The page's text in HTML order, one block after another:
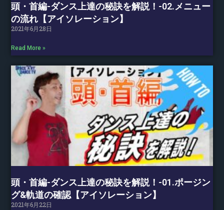
頭・首編-ダンス上達の秘訣を解説！-02.メニュー
の流れ【アイソレーション】
2021年6月28日
Read More »
頭・首編-ダンス上達の秘訣を解説！-01.ポージン
グ&軌道の確認【アイソレーション】
2021年6月22日